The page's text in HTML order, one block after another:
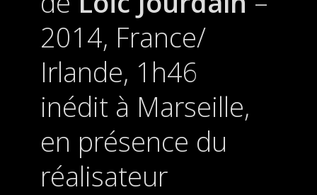
2014, France/
Irlande, 1h46
inédit à Marseille,
en présence du
réalisateur